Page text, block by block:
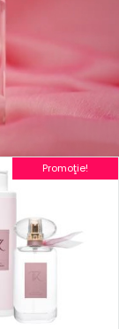
Promoţie!